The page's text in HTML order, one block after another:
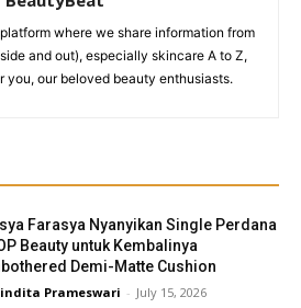
where we share information from
and out), especially skincare A to Z,
you, our beloved beauty enthusiasts.
Farasya Nyanyikan Single Perdana
Beauty untuk Kembalinya
Demi-Matte Cushion
Prameswari - July 15, 2026